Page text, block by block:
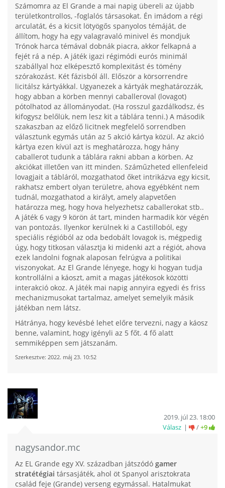
Számomra az El Grande a mai napig übereli az újabb
területkontrollos, -foglalós társasokat. Én imádom a régi
arculatát, és a kicsit lötyögős spanyolos témáját, de
állítom, hogy ha egy valagravaló minivel és mondjuk
Trónok harca témával dobnák piacra, akkor felkapná a
fejét rá a nép. A játék igazi régimódi eurós minimál
szabállyal hoz elképesztő komplexitást és tömény
szórakozást. Két fázisból áll. Először a körsorrendre
licitálsz kártyákkal. Ugyanezek a kártyák meghatározzák,
hogy abban a körben mennyi caballeroval (lovagot)
pótolhatod az állományodat. (Ha rosszul gazdálkodsz, és
kifogysz belőlük, nem lesz kit a táblára tenni.) A második
szakaszban az előző licitnek megfelelő sorrendben
választunk egymás után az 5 akció kártya közül. Az akció
kártya ezen kívül azt is meghatározza, hogy hány
caballerot tudunk a táblára rakni abban a körben. Az
akciókat illetően van itt minden. Száműzheted ellenfeleid
lovagjait a tábláról, mozgathatod őket intrikázva egy kicsit,
rakhatsz embert olyan területre, ahova egyébként nem
tudnál, mozgathatod a királyt, amely alapvetően
határozza meg, hogy hova helyezhetsz caballerokat stb..
A játék 6 vagy 9 körön át tart, minden harmadik kör végén
van pontozás. Ilyenkor kerülnek ki a Castilloból, egy
speciális régióból az oda bedobált lovagok is, mégpedig
úgy, hogy titkosan választja ki midenki azt a régiót, ahova
ezek landolni fognak alaposan felrúgva a politikai
viszonyokat. Az El Grande lényege, hogy ki hogyan tudja
kontrollálni a káoszt, amit a magas játékosok közötti
interakció okoz. A játék mai napig annyira egyedi és friss
mechanizmusokat tartalmaz, amelyet semelyik másik
játékban nem látsz.
Hátránya, hogy kevésbé lehet előre tervezni, nagy a káosz
benne, valamint, hogy igényli az 5 főt. 4 fő alatt
semmiképpen sem játszanám.
Szerkesztve: 2022. máj 23. 10:52
nagysandor.mc
2019. júl 23. 18:00
Válasz
/+9
Az EL Grande egy XV. században játszódó gamer
stratétégiai társasjáték, ahol öt Spanyol arisztokrata
család feje (Grande) verseng egymással. Hatalmukat